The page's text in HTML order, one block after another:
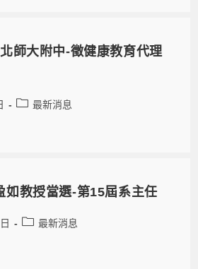
師大附中-徵健康教育代理
最新消息
如教授當選-第15屆系主任
最新消息